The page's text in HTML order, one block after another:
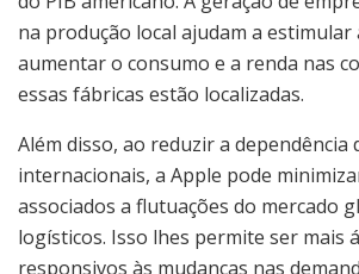
na produção local ajudam a estimular
aumentar o consumo e a renda nas
essas fábricas estão localizadas.
Além disso, ao reduzir a dependência
internacionais, a Apple pode
associados a flutuações do mercado
logísticos. Isso lhes permite ser mais
responsivos às mudanças nas